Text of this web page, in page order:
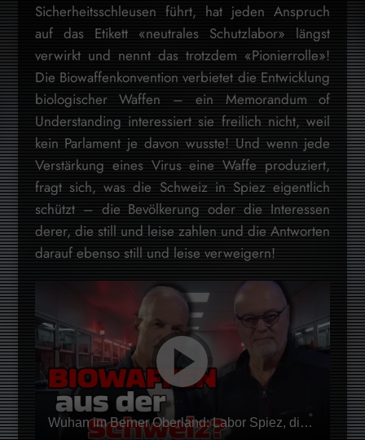
Sicherheitsschleusen führt, hat jeden Anspruch
auf das Etikett «neutrales Schutzlabor» längst
verwirkt und nennt das trotzdem «Pionierrolle»!
Die Biowaffenkonvention verbietet die Entwicklung
biologischer Waffen – ein Memorandum of
Understanding interessiert sie freilich nicht, weil
kein Parlament je davon wusste! Und wenn jede
Verstärkung eines Virus eine Waffe produziert,
fragt sich, was die Schweiz in Spiez eigentlich
schützt – die Bevölkerung oder die Interessen
derer, die still und leise zahlen und die Antworten
darauf ebenso still und leise verweigern!
Wuhan im Berner Oberland: Labor Spiez, die WHO und der stille Handel mit Biowaffen